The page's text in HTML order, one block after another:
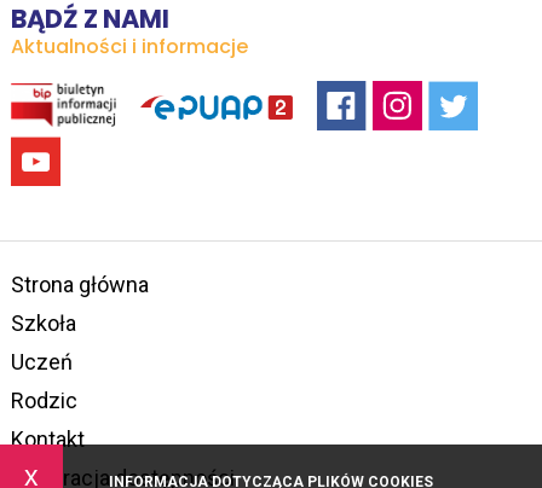
x INFORMACJA DOTYCZĄCA PLIKÓW COOKIES
BĄDŹ Z NAMI
Aktualności i informacje
Strona główna
Szkoła
Uczeń
Rodzic
Kontakt
Deklaracja dostępności